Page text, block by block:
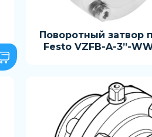
Поворотный затвор
Festo VZFB-A-3”-